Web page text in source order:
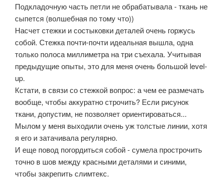
Подкладочную часть петли не обрабатывала - ткань не
сыпется (волшебная по тому что))
Насчет стежки и состыковки деталей очень горжусь
собой. Стежка почти-почти идеальная вышла, одна
только полоса миллиметра на три съехала. Учитывая
предыдущие опыты, это для меня очень большой level-
up.
Кстати, в связи со стежкой вопрос: а чем ее размечать
вообще, чтобы аккуратно строчить? Если рисунок
ткани, допустим, не позволяет ориентироваться...
Мылом у меня выходили очень уж толстые линии, хотя
я его и затачивала регулярно.
И еще повод погордиться собой - сумела прострочить
точно в шов между красными деталями и синими,
чтобы закрепить слимтекс.